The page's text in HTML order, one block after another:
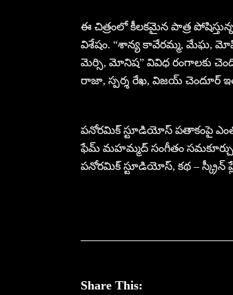
ఈ చిత్రంలో కీలకమైన పాత్ర
విశేషం. “శాన్య కావేరమ్మ, మేఘ,
మెర్సి, మోనిష” వివిధ రంగాలకు
రాజా, స్పర్శ రేఖ, విజయ్ చెందూర్
పనోరమిక్ స్టూడియోస్ పతాకంపై ఎంతో
ఫేమ్ మహమ్మద్ సంగీతం
పనోరమిక్ స్టూడియోస్, కథ – స్క్రీన్
Share This: